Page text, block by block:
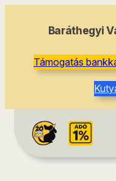
Baráthegyi
Támogatás